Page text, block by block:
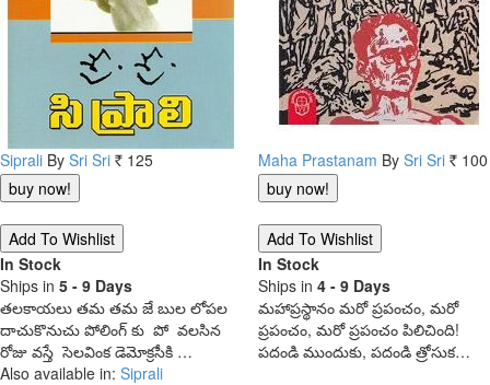
Siprali By Sri Sri Rs. 125
In Stock
Ships in 5 - 9 Days
తలకాయలు తమ తమ జే బుల లోపల
దాచుకొనుచు పోలింగ్ కు పో వలసిన
రోజు వస్తే సెలవింక డెమోక్రసీకి …
Also available in: Siprali
Maha Prastanam By Sri Sri Rs. 100
In Stock
Ships in 4 - 9 Days
మహాప్రస్థానం మరో ప్రపంచం, మరో
ప్రపంచం, మరో ప్రపంచం పిలిచింది!
పదండి ముందుకు, పదండి త్రోసుక…